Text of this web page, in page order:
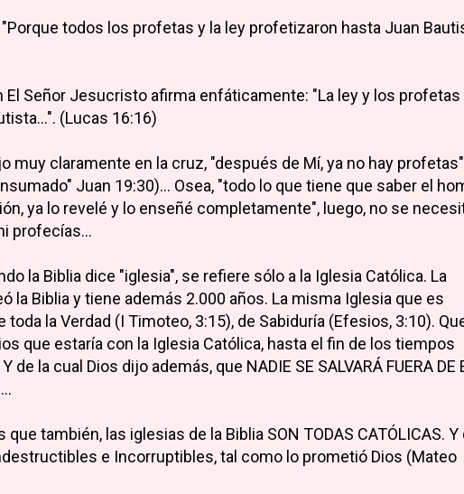
todos los profetas y la ley profetizaron hasta Juan
El Señor Jesucristo afirma enfáticamente: "La ley y los profetas
(Lucas 16:16)
muy claramente en la cruz, "después de Mí, ya no hay profetas"
Juan 19:30)... Osea, "todo lo que tiene que saber el
ya lo revelé y lo enseñé completamente", luego, no se
profecías...
la Biblia dice "iglesia", se refiere sólo a la Iglesia Católica. La
la Biblia y tiene además 2.000 años. La misma Iglesia que es
la Verdad (I Timoteo, 3:15), de Sabiduría (Efesios, 3:10).
que estaría con la Iglesia Católica, hasta el fin de los tiempos
de la cual Dios dijo además, que NADIE SE SALVARÁ FUERA DE
que también, las iglesias de la Biblia SON TODAS CATÓLICAS. Y
e Incorruptibles, tal como lo prometió Dios (Mateo